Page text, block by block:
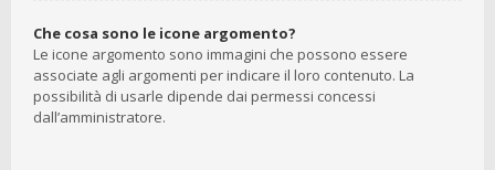
Che cosa sono le icone argomento?
Le icone argomento sono immagini che possono essere
associate agli argomenti per indicare il loro contenuto. La
possibilità di usarle dipende dai permessi concessi
dall’amministratore.